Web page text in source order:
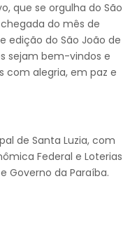
que se orgulha do São
do mês de
edição do São João de
sejam bem-vindos e
com alegria, em paz e
de Santa Luzia, com
Federal e Loterias
Governo da Paraíba.